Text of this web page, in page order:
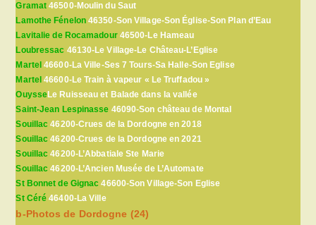
Gramat 46500-Moulin du Saut
Lamothe Fénelon46350-Son Village-Son Église-Son Plan d’Eau
Lavitalie de Rocamadour46500-Le Hameau
Loubressac 46130-Le Village-Le Château-L’Eglise
Martel 46600-La Ville-Ses 7 Tours-Sa Halle-Son Eglise
Martel 46600-Le Train à vapeur « Le Truffadou »
OuysseLe Ruisseau et Balade dans la vallée
Saint-Jean Lespinasse 46090-Son château de Montal
Souillac 46200-Crues de la Dordogne en 2018
Souillac 46200-Crues de la Dordogne en 2021
Souillac 46200-L’Abbatiale Ste Marie
Souillac 46200-L’Ancien Musée de L’Automate
St Bonnet de Gignac 46600-Son Village-Son Eglise
St Céré 46400-La Ville
b-Photos de Dordogne (24)